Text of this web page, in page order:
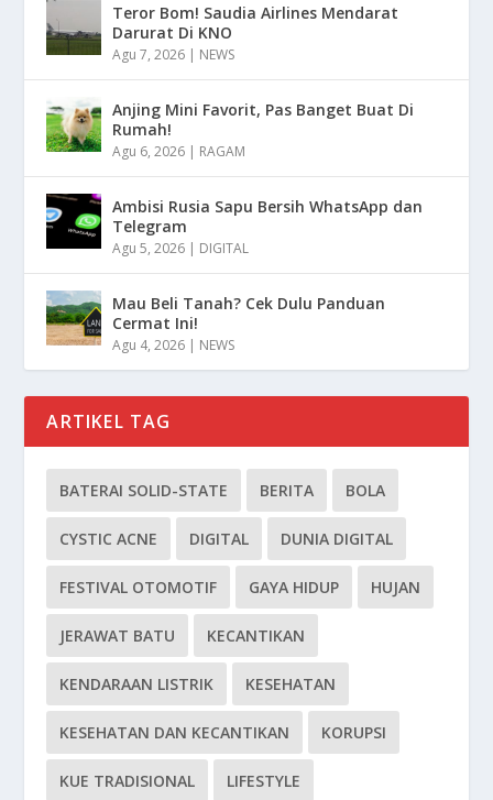
Teror Bom! Saudia Airlines Mendarat
Darurat Di KNO
Agu 7, 2026 | NEWS
Anjing Mini Favorit, Pas Banget Buat Di
Rumah!
Agu 6, 2026 | RAGAM
Ambisi Rusia Sapu Bersih WhatsApp dan
Telegram
Agu 5, 2026 | DIGITAL
Mau Beli Tanah? Cek Dulu Panduan
Cermat Ini!
Agu 4, 2026 | NEWS
ARTIKEL TAG
BATERAI SOLID-STATE BERITA BOLA
CYSTIC ACNE DIGITAL DUNIA DIGITAL
FESTIVAL OTOMOTIF GAYA HIDUP HUJAN
JERAWAT BATU KECANTIKAN
KENDARAAN LISTRIK KESEHATAN
KESEHATAN DAN KECANTIKAN KORUPSI
KUE TRADISIONAL LIFESTYLE